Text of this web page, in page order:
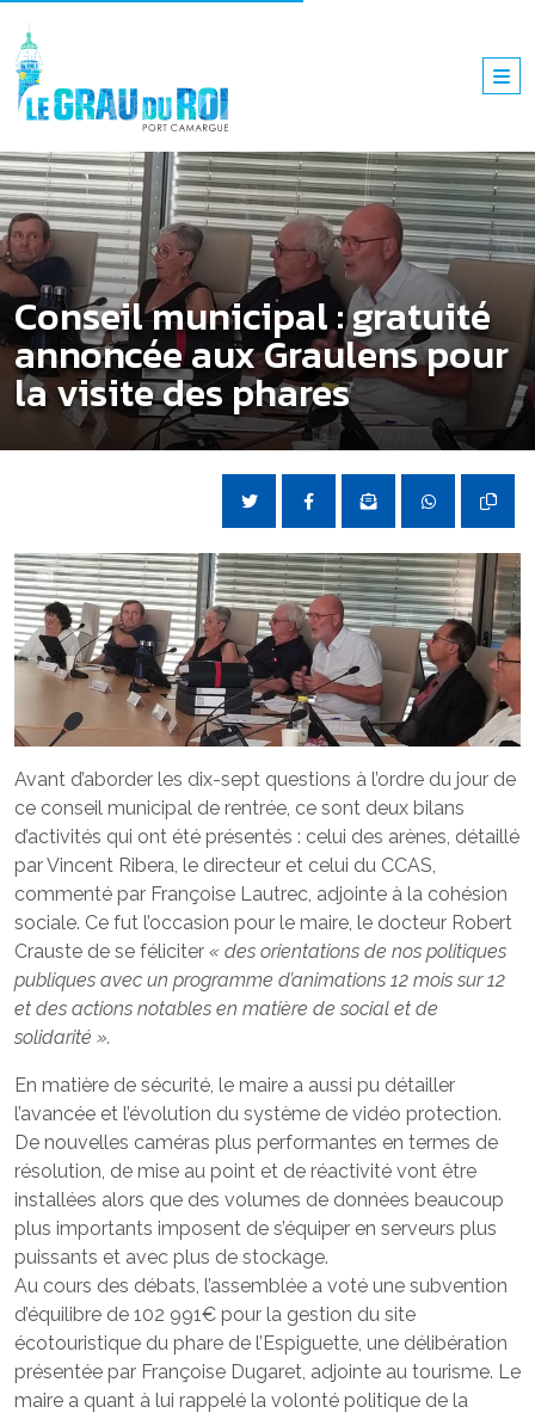
Conseil municipal : gratuité
annoncée aux Graulens pour
la visite des phares
Avant d’aborder les dix-sept questions à l’ordre du jour de
ce conseil municipal de rentrée, ce sont deux bilans
d’activités qui ont été présentés : celui des arènes, détaillé
par Vincent Ribera, le directeur et celui du CCAS,
commenté par Françoise Lautrec, adjointe à la cohésion
sociale. Ce fut l’occasion pour le maire, le docteur Robert
Crauste de se féliciter « des orientations de nos politiques
publiques avec un programme d’animations 12 mois sur 12
et des actions notables en matière de social et de
solidarité ».
En matière de sécurité, le maire a aussi pu détailler
l’avancée et l’évolution du système de vidéo protection.
De nouvelles caméras plus performantes en termes de
résolution, de mise au point et de réactivité vont être
installées alors que des volumes de données beaucoup
plus importants imposent de s’équiper en serveurs plus
puissants et avec plus de stockage.
Au cours des débats, l’assemblée a voté une subvention
d’équilibre de 102 991€ pour la gestion du site
écotouristique du phare de l’Espiguette, une délibération
présentée par Françoise Dugaret, adjointe au tourisme. Le
maire a quant à lui rappelé la volonté politique de la